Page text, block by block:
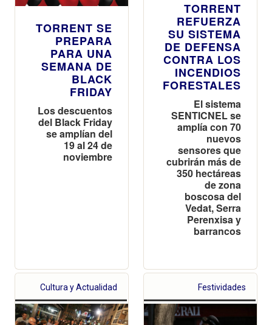
TORRENT SE
PREPARA
PARA UNA
SEMANA DE
BLACK
FRIDAY
Los descuentos
del Black Friday
se amplían del
19 al 24 de
noviembre
TORRENT
REFUERZA
SU SISTEMA
DE DEFENSA
CONTRA LOS
INCENDIOS
FORESTALES
El sistema
SENTICNEL se
amplía con 70
nuevos
sensores que
cubrirán más de
350 hectáreas
de zona
boscosa del
Vedat, Serra
Perenxisa y
barrancos
Cultura y Actualidad Festividades